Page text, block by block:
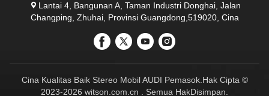
Lantai 4, Bangunan A, Taman Industri Donghai, Jalan
Changping, Zhuhai, Provinsi Guangdong,519020, Cina
Cina Kualitas Baik Stereo Mobil AUDI Pemasok.Hak Cipta ©
2023-2026 witson.com.cn . Semua HakDisimpan.